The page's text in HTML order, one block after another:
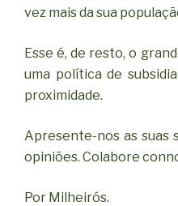
vez mais da sua
Esse é, de resto, o
uma política de
proximidade.
Apresente-nos as suas
opiniões. Colabore
Por Milheirós.